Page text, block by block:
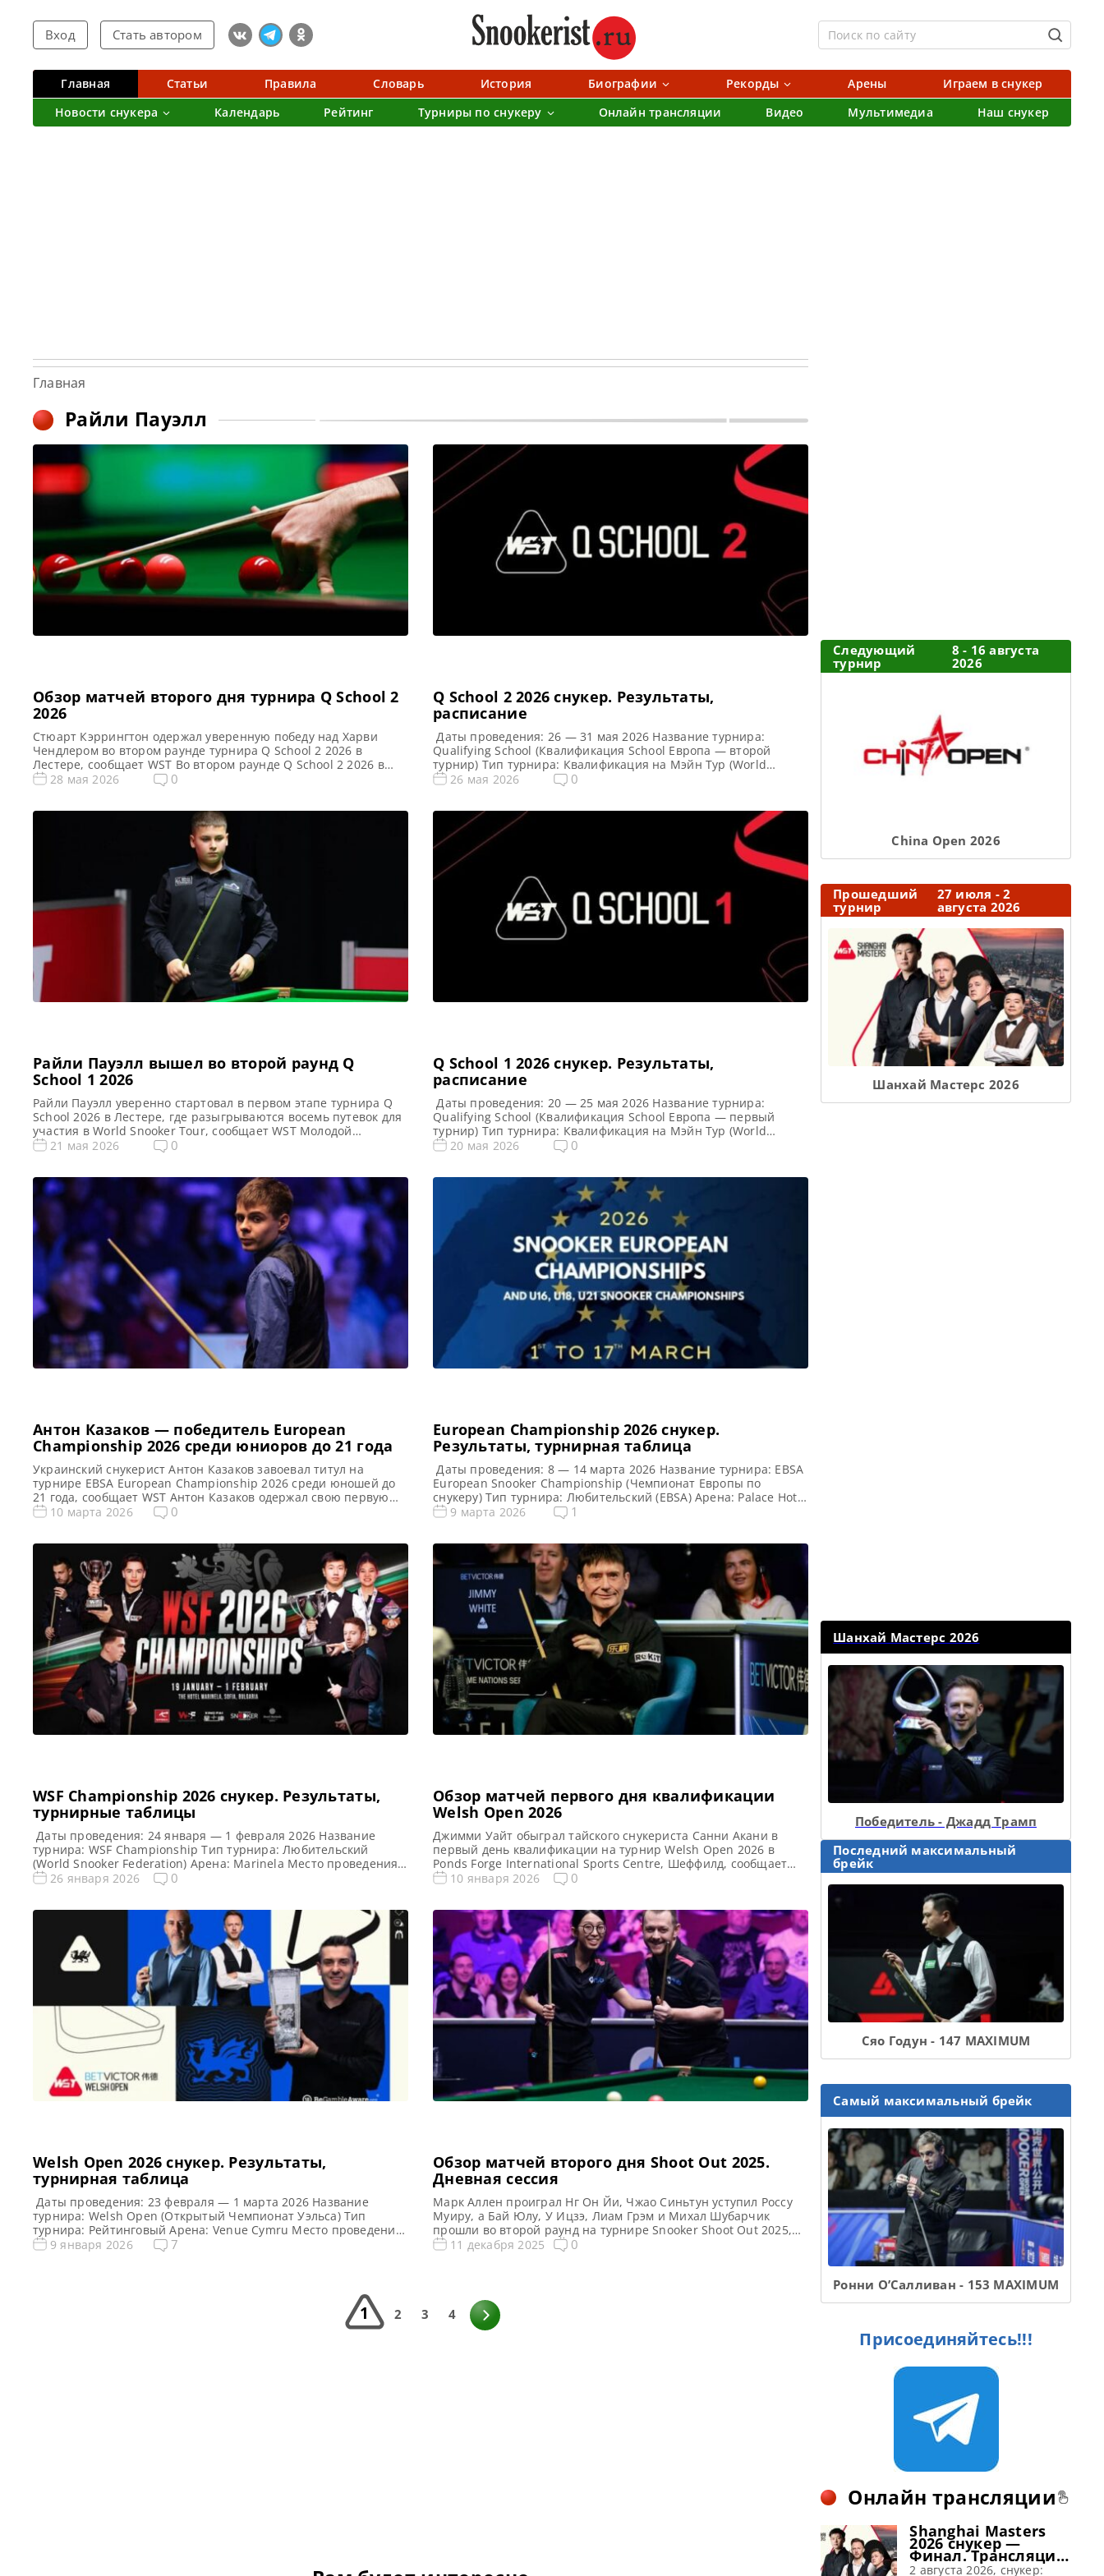
Вход Стать автором
Главная Статьи Правила Словарь История Биографии Рекорды Арены
Играем в снукер
Новости снукера
Календарь Рейтинг Турниры по снукеру Онлайн трансляции Видео Мультимедиа Наш снукер
Главная
Райли Пауэлл
Обзор матчей второго дня турнира Q School 2
2026
Стюарт Кэррингтон одержал уверенную победу над Харви
Чендлером во втором раунде турнира Q School 2 2026 в
Лестере, сообщает WST Во втором раунде Q School 2 2026 в
Лестере Стюарт Кэррингтон успешно стартовал, одержав
поскольку он был вынужден пропустить […]
28 мая 2026 0
Q School 2 2026 cнукер. Результаты,
расписание
Даты проведения: 26 — 31 мая 2026 Название турнира:
Qualifying School (Квалификация School Европа — второй
турнир) Тип турнира: Квалификация на Мэйн Тур (World
Snooker Tour) Арена: Mattioli Arena Место проведения
карт World Snooker Tour, а финалисты (ПОБЕДИТЕЛИ) каждого
из […]
26 мая 2026 0
Райли Пауэлл вышел во второй раунд Q
School 1 2026
Райли Пауэлл уверенно стартовал в первом этапе турнира Q
School 2026 в Лестере, где разыгрываются восемь путевок для
участия в World Snooker Tour, сообщает WST Молодой
снукерист из Уэльса Райли Пауэлл успешно стартовал на
Велианом Димитровым со счетом 4-0. В […]
21 мая 2026 0
Q School 1 2026 cнукер. Результаты,
расписание
Даты проведения: 20 — 25 мая 2026 Название турнира:
Qualifying School (Квалификация School Европа — первый
турнир) Тип турнира: Квалификация на Мэйн Тур (World
Snooker Tour) Арена: Mattioli Arena Место проведения
карт World Snooker Tour, а финалисты (ПОБЕДИТЕЛИ) каждого
20 мая 2026 0
Антон Казаков — победитель European
Championship 2026 среди юниоров до 21 года
Украинский снукерист Антон Казаков завоевал титул на
турнире EBSA European Championship 2026 среди юношей до
21 года, сообщает WST Антон Казаков одержал свою первую
победу на турнире EBSA European Championship 2026 среди
возвращение в World Snooker Tour. Благодаря […]
10 марта 2026 0
European Championship 2026 cнукер.
Результаты, турнирная таблица
Даты проведения: 8 — 14 марта 2026 Название турнира: EBSA
European Snooker Championship (Чемпионат Европы по
снукеру) Тип турнира: Любительский (EBSA) Арена: Palace Hotel
Место проведения (населенный пункт, город, страна): Гандия,
Европы 2026 cнукер — турнирная сетка любительского
турнира 1/16 финала 1/8 […]
9 марта 2026 1
WSF Championship 2026 снукер. Результаты,
турнирные таблицы
Даты проведения: 24 января — 1 февраля 2026 Название
турнира: WSF Championship Тип турнира: Любительский
(World Snooker Federation) Арена: Marinela Место проведения
(населенный пункт, город, страна): София, Болгария
Snooker Tour) в сезонах 2026/2027 и 2027/2028. Турнирная
таблица WSF Championship 2026: World […]
26 января 2026 0
Обзор матчей первого дня квалификации
Welsh Open 2026
Джимми Уайт обыграл тайского снукериста Санни Акани в
первый день квалификации на турнир Welsh Open 2026 в
Ponds Forge International Sports Centre, Шеффилд, сообщает
WST Прервав длительную серию неудач Джимми Уайт
раунде турнира Welsh Open 2026. 63-летний ветеран снукера
Уайт […]
10 января 2026 0
Welsh Open 2026 cнукер. Результаты,
турнирная таблица
Даты проведения: 23 февраля — 1 марта 2026 Название
турнира: Welsh Open (Открытый Чемпионат Уэльса) Тип
турнира: Рейтинговый Арена: Venue Cymru Место проведения
(населенный пункт, город, страна): Лландидно — морской
9 января 2026 7
Обзор матчей второго дня Shoot Out 2025.
Дневная сессия
Марк Аллен проиграл Нг Он Йи, Чжао Синьтун уступил Россу
Муиру, а Бай Юлу, У Ицзэ, Лиам Грэм и Михал Шубарчик
прошли во второй раунд на турнире Snooker Shoot Out 2025,
сообщает WST Нг Он Йи одержала впечатляющую победу над
11 декабря 2025 0
1 2 3 4
Следующий
турнир
8 - 16 августа
2026
Сhina Open 2026
Прошедший
турнир
27 июля - 2
августа 2026
Шанхай Мастерс 2026
Шанхай Мастерс 2026
Победитель - Джадд Трамп
Последний максимальный
брейк
Сяо Годун - 147 MAXIMUM
Самый максимальный брейк
Ронни О’Салливан - 153 MAXIMUM
Присоединяйтесь!!!
Онлайн трансляции
Shanghai Masters
2026 снукер —
Финал. Трансляции
расписание
2 августа 2026, снукер: